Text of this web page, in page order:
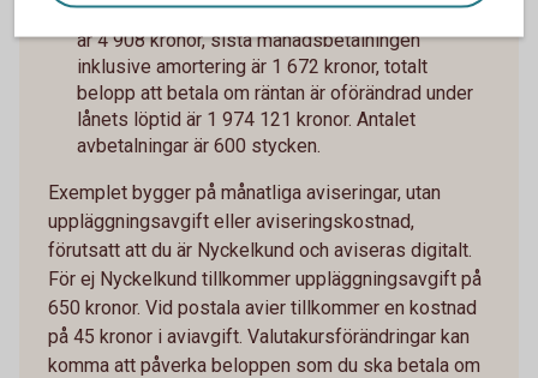
Första månadsbetalningen inklusive amortering
är 4 908 kronor, sista månadsbetalningen
inklusive amortering är 1 672 kronor, totalt
belopp att betala om räntan är oförändrad under
lånets löptid är 1 974 121 kronor. Antalet
avbetalningar är 600 stycken.
Exemplet bygger på månatliga aviseringar, utan
uppläggningsavgift eller aviseringskostnad,
förutsatt att du är Nyckelkund och aviseras digitalt.
För ej Nyckelkund tillkommer uppläggningsavgift på
650 kronor. Vid postala avier tillkommer en kostnad
på 45 kronor i aviavgift. Valutakursförändringar kan
komma att påverka beloppen som du ska betala om